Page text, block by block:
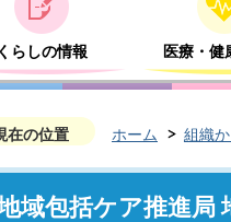
くらしの情報 医療・健
在の位置 ホーム 組織
域包括ケア推進局